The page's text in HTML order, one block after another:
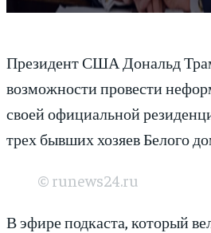
Президент США Дональд
возможности провести
своей официальной
трех бывших хозяев Белого
© runews24.ru
В эфире подкаста, который